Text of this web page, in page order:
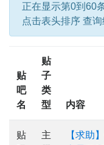
正在显示第0到60
点击表头排序 查
贴
吧
名
贴
子
类
型
内容
贴
主
【求助